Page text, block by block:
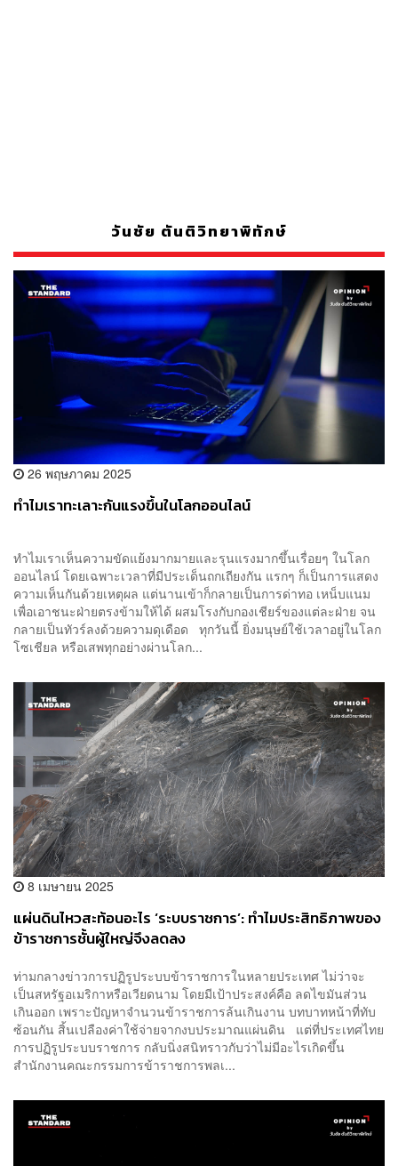
วันชัย ตันติวิทยาพิทักษ์
26 พฤษภาคม 2025
ทำไมเราทะเลาะกันแรงขึ้นในโลกออนไลน์
ทำไมเราเห็นความขัดแย้งมากมายและรุนแรงมากขึ้นเรื่อยๆ ในโลก
ออนไลน์ โดยเฉพาะเวลาที่มีประเด็นถกเถียงกัน แรกๆ ก็เป็นการแสดง
ความเห็นกันด้วยเหตุผล แต่นานเข้าก็กลายเป็นการด่าทอ เหน็บแนม
เพื่อเอาชนะฝ่ายตรงข้ามให้ได้ ผสมโรงกับกองเชียร์ของแต่ละฝ่าย จน
กลายเป็นทัวร์ลงด้วยความดุเดือด ทุกวันนี้ ยิ่งมนุษย์ใช้เวลาอยู่ในโลก
โซเชียล หรือเสพทุกอย่างผ่านโลก...
8 เมษายน 2025
แผ่นดินไหวสะท้อนอะไร ‘ระบบราชการ’: ทำไมประสิทธิภาพของ
ข้าราชการชั้นผู้ใหญ่จึงลดลง
ท่ามกลางข่าวการปฏิรูประบบข้าราชการในหลายประเทศ ไม่ว่าจะ
เป็นสหรัฐอเมริกาหรือเวียดนาม โดยมีเป้าประสงค์คือ ลดไขมันส่วน
เกินออก เพราะปัญหาจำนวนข้าราชการล้นเกินงาน บทบาทหน้าที่ทับ
ซ้อนกัน สิ้นเปลืองค่าใช้จ่ายจากงบประมาณแผ่นดิน แต่ที่ประเทศไทย
การปฏิรูประบบราชการ กลับนิ่งสนิทราวกับว่าไม่มีอะไรเกิดขึ้น
สำนักงานคณะกรรมการข้าราชการพลเ...